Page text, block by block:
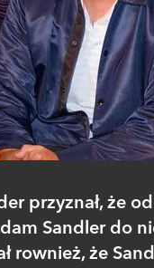
przyznał, że
Sandler do
rownież, że